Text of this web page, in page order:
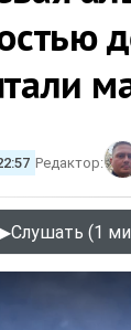
Редактор:
Слушать (1